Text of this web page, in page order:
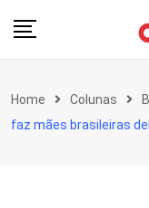
Home Colunas
faz mães brasileiras